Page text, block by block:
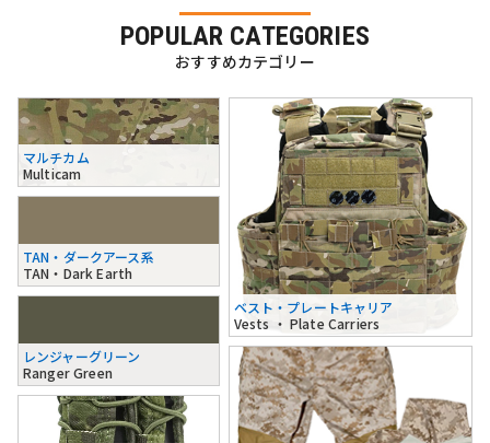
POPULAR CATEGORIES
おすすめカテゴリー
マルチカム
Multicam
TAN・ダークアース系
TAN・Dark Earth
レンジャーグリーン
Ranger Green
ベスト・プレートキャリア
Vests ・ Plate Carriers